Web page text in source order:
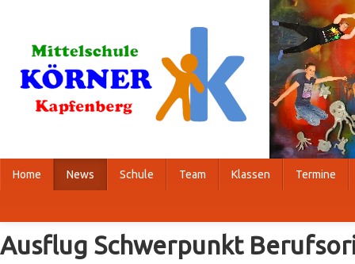
Home News Schule Team Klassen Termine
Ausflug Schwerpunkt